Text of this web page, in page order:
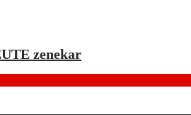
zenekar